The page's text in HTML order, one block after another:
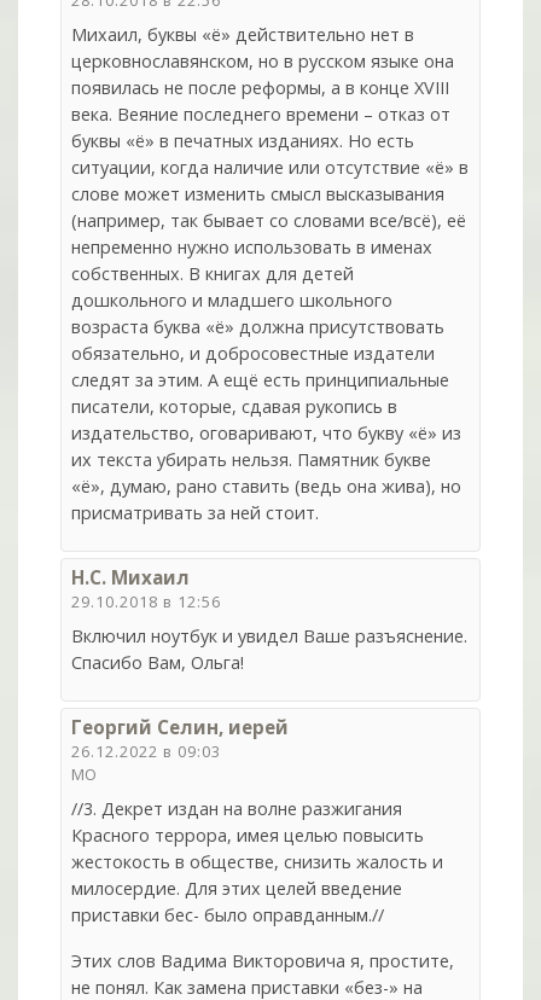
Михаил, буквы «ё» действительно нет в
церковнославянском, но в русском языке она
появилась не после реформы, а в конце XVIII
века. Веяние последнего времени – отказ от
буквы «ё» в печатных изданиях. Но есть
ситуации, когда наличие или отсутствие «ё» в
слове может изменить смысл высказывания
(например, так бывает со словами все/всё), её
непременно нужно использовать в именах
собственных. В книгах для детей
дошкольного и младшего школьного
возраста буква «ё» должна присутствовать
обязательно, и добросовестные издатели
следят за этим. А ещё есть принципиальные
писатели, которые, сдавая рукопись в
издательство, оговаривают, что букву «ё» из
их текста убирать нельзя. Памятник букве
«ё», думаю, рано ставить (ведь она жива), но
присматривать за ней стоит.
Н.С. Михаил
29.10.2018 в 12:56
Включил ноутбук и увидел Ваше разъяснение.
Спасибо Вам, Ольга!
Георгий Селин, иерей
26.12.2022 в 09:03
МО
//3. Декрет издан на волне разжигания
Красного террора, имея целью повысить
жестокость в обществе, снизить жалость и
милосердие. Для этих целей введение
приставки бес- было оправданным.//
Этих слов Вадима Викторовича я, простите,
не понял. Как замена приставки «без-» на